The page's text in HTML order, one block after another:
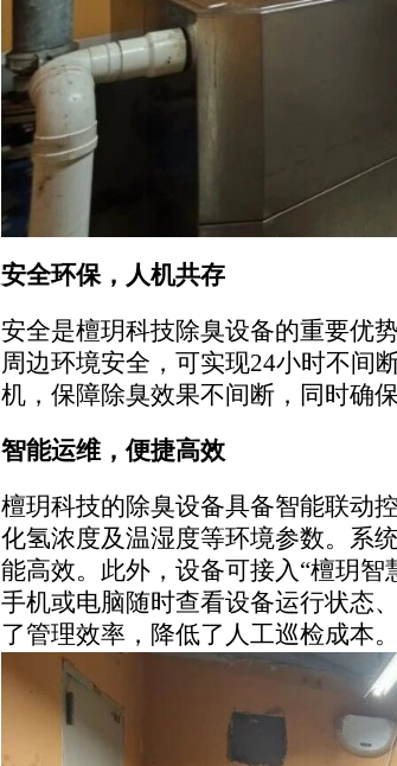
安全环保，人机共存
安全是檀玥科技除臭设备的重要优
周边环境安全，可实现24小时不间
机，保障除臭效果不间断，同时确
智能运维，便捷高效
檀玥科技的除臭设备具备智能联动
化氢浓度及温湿度等环境参数。系
能高效。此外，设备可接入“檀玥智
手机或电脑随时查看设备运行状态
了管理效率，降低了人工巡检成本。